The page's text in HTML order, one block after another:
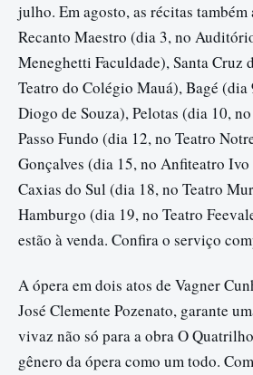
julho. Em agosto, as récitas também
Recanto Maestro (dia 3, no
Meneghetti Faculdade), Santa Cruz
Teatro do Colégio Mauá), Bagé
Diogo de Souza), Pelotas (dia 10,
Passo Fundo (dia 12, no Teatro
Gonçalves (dia 15, no Anfiteatro
Caxias do Sul (dia 18, no Teatro
Hamburgo (dia 19, no Teatro
estão à venda. Confira o serviço
A ópera em dois atos de Vagner
José Clemente Pozenato, garante
vivaz não só para a obra O
gênero da ópera como um todo.